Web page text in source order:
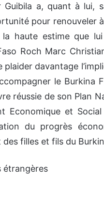
Guibila a, quant à lui,
pour renouveler
la haute estime que
Roch Marc
plaider davantage
le Burkina
réussie de son Plan
Economique et Social
du progrès
filles et fils du
étrangères